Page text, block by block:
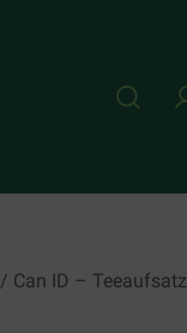
/ Can ID – Teeaufsatz